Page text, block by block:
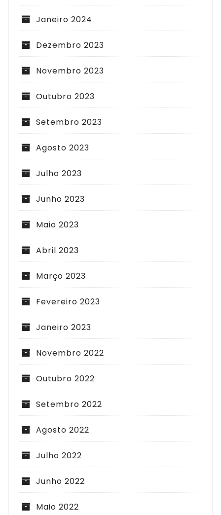
Janeiro 2024
Dezembro 2023
Novembro 2023
Outubro 2023
Setembro 2023
Agosto 2023
Julho 2023
Junho 2023
Maio 2023
Abril 2023
Março 2023
Fevereiro 2023
Janeiro 2023
Novembro 2022
Outubro 2022
Setembro 2022
Agosto 2022
Julho 2022
Junho 2022
Maio 2022